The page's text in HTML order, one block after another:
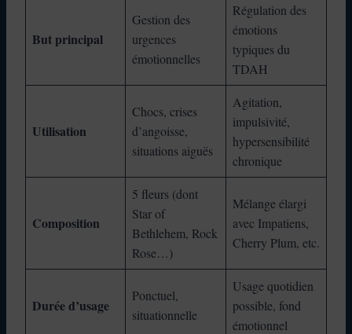
But principal
Gestion des
urgences
émotionnelles
Régulation des
émotions
typiques du
TDAH
Utilisation
Chocs, crises
d’angoisse,
situations aiguës
Agitation,
impulsivité,
hypersensibilité
chronique
Composition
5 fleurs (dont
Star of
Bethlehem, Rock
Rose…)
Mélange élargi
avec Impatiens,
Cherry Plum, etc.
Durée d’usage
Ponctuel,
situationnelle
Usage quotidien
possible, fond
émotionnel